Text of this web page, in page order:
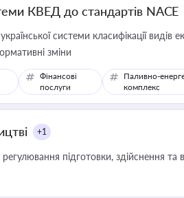
КВЕД до стандартів NACE
системи класифікації видів
зміни
Фінансові
послуги
Паливно-
комплекс
+1
підготовки, здійснення та